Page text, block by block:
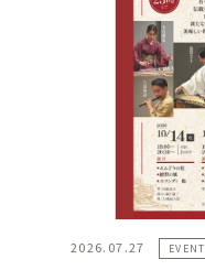
2026.07.27 EVENT